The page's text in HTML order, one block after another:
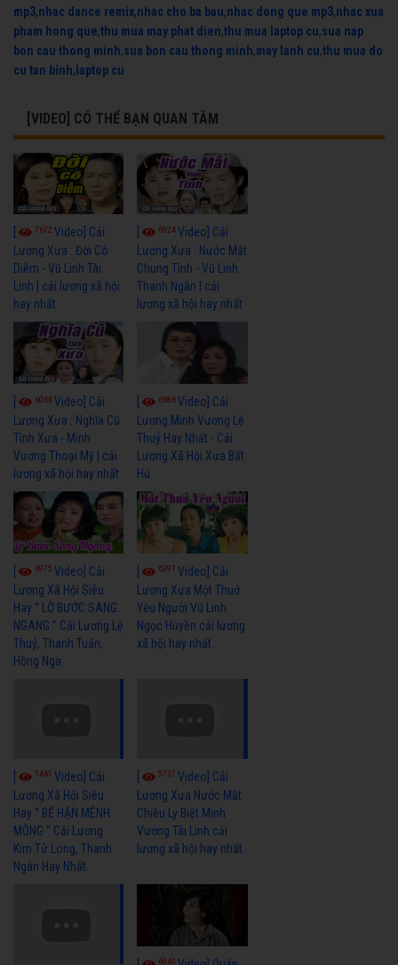
mp3,nhac dance remix,nhac cho ba bau,nhac dong que mp3,nhac xua
pham hong que,thu mua may phat dien,thu mua laptop cu,sua nap
bon cau thong minh,sua bon cau thong minh,may lanh cu,thu mua do
cu tan binh,laptop cu
[VIDEO] CÓ THỂ BẠN QUAN TÂM
7672 Video] Cải
Lương Xưa : Đời Cô
Diễm - Vũ Linh Tài
Linh | cải lương xã hội
hay nhất
6924Video] Cải
Lương Xưa : Nước Mắt
Chung Tình - Vũ Linh
Thanh Ngân | cải
lương xã hội hay nhất
6066Video] Cải
Lương Xưa : Nghĩa Cũ
Tình Xưa - Minh
Vương Thoại Mỹ | cải
lương xã hội hay nhất
6686Video] Cải
Lương Minh Vương Lệ
Thuỷ Hay Nhất - Cải
Lương Xã Hội Xưa Bất
Hủ
6975 Video] Cải
Lương Xã Hội Siêu
Hay " LỠ BƯỚC SANG
NGANG " Cải Lương Lệ
Thuỷ, Thanh Tuấn,
Hồng Nga
6391Video] Cải
Lương Xưa Một Thuở
Yêu Người Vũ Linh
Ngọc Huyền cải lương
xã hội hay nhất
5461 Video] Cải
Lương Xã Hội Siêu
Hay " BỂ HẬN MÊNH
MÔNG " Cải Lương
Kim Tử Long, Thanh
Ngân Hay Nhất
5737Video] Cải
Lương Xưa Nước Mắt
Chiều Ly Biệt Minh
Vương Tài Linh cải
lương xã hội hay nhất
6040